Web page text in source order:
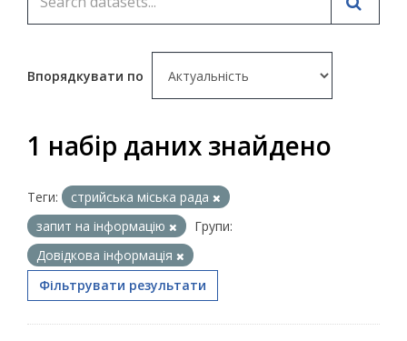
Впорядкувати по
1 набір даних знайдено
Теги:
стрийська міська рада
запит на інформацію
Групи:
Довідкова інформація
Фільтрувати результати